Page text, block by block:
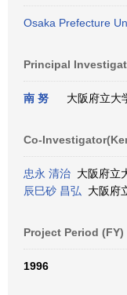
Osaka Prefecture
Principal
南 努 大阪府立大
Co-
忠永 清治 大阪府立
辰巳砂 昌弘 大阪府
Project Period (FY)
1996